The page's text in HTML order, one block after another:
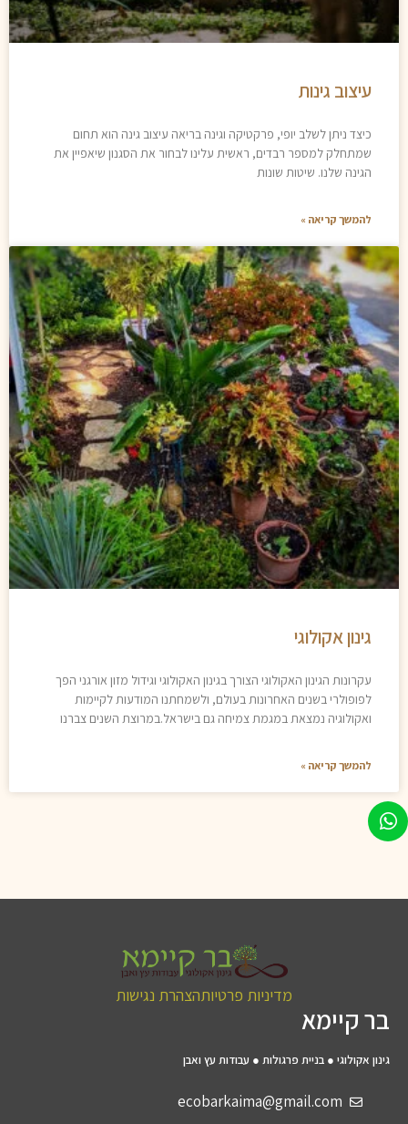
עיצוב גינות
כיצד ניתן לשלב יופי, פרקטיקה וגינה בריאה עיצוב גינה הוא תחום
שמתחלק למספר רבדים, ראשית עלינו לבחור את הסגנון שיאפיין את
הגינה שלנו. שיטות שונות
להמשך קריאה »
גינון אקולוגי
עקרונות הגינון האקולוגי הצורך בגינון האקולוגי וגידול מזון אורגני הפך
לפופולרי בשנים האחרונות בעולם, ולשמחתנו המודעות לקיימות
ואקולוגיה נמצאת במגמת צמיחה גם בישראל.במרוצת השנים צברנו
להמשך קריאה »
בר קיימא
גינון אקולוגי ● בניית פרגולות ● עבודות עץ ואבן
ecobarkaima@gmail.com
מדיניות פרטיותהצהרת נגישות